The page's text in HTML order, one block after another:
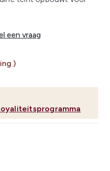
een vraag
PRICE:
)